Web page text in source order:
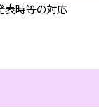
表時等の対応